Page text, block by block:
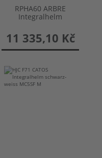
RPHA60 ARBRE
Integralhelm
11 335,10 Kč